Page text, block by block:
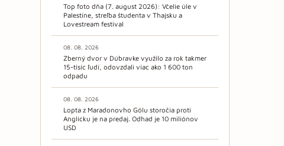
Top foto dňa (7. august 2026): Včelie úle v
Palestíne, streľba študenta v Thajsku a
Lovestream festival
08. 08. 2026
Zberný dvor v Dúbravke využilo za rok takmer
15-tisíc ľudí, odovzdali viac ako 1 600 ton
odpadu
08. 08. 2026
Lopta z Maradonovho Gólu storočia proti
Anglicku je na predaj. Odhad je 10 miliónov
USD